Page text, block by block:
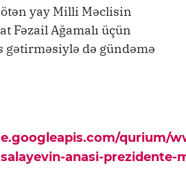
yay Milli Məclisin
Fəzail Ağamalı üçün
gətirməsiylə də gündəmə
qurium/
anasi-